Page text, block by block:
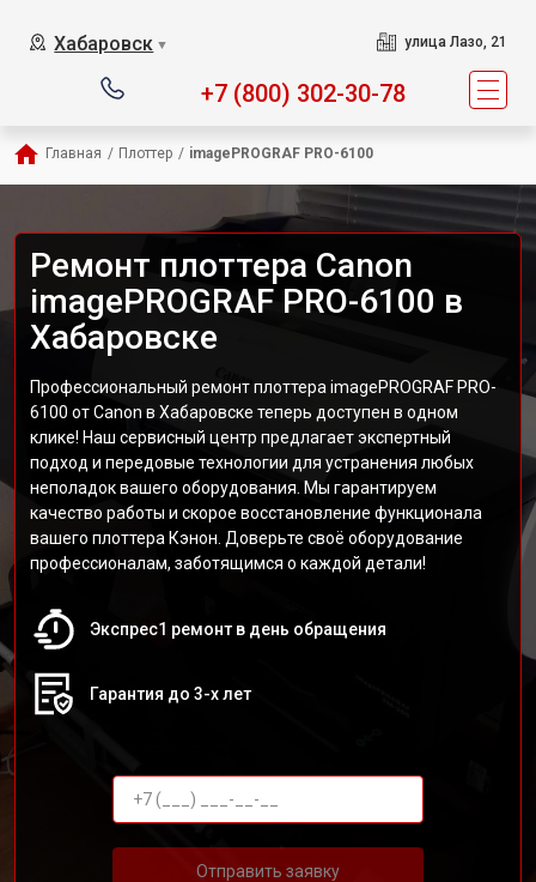
Хабаровск ▼ улица Лазо, 21
+7 (800) 302-30-78
Главная / Плоттер / imagePROGRAF PRO-6100
Ремонт плоттера Canon
imagePROGRAF PRO-6100 в
Хабаровске
Профессиональный ремонт плоттера imagePROGRAF PRO-
6100 от Canon в Хабаровске теперь доступен в одном
клике! Наш сервисный центр предлагает экспертный
подход и передовые технологии для устранения любых
неполадок вашего оборудования. Мы гарантируем
качество работы и скорое восстановление функционала
вашего плоттера Кэнон. Доверьте своё оборудование
профессионалам, заботящимся о каждой детали!
Экспрес1 ремонт в день обращения
Гарантия до 3-х лет
Отправить заявку